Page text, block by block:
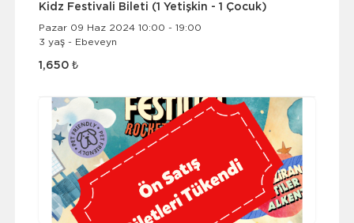
Kidz Festivali Bileti (1 Yetişkin - 1 Çocuk)
Pazar 09 Haz 2024 10:00 - 19:00
3 yaş - Ebeveyn
1,650 ₺